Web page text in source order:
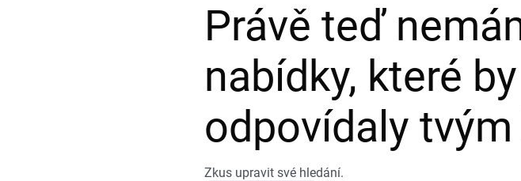
Právě teď
nabídky, které by
odpovídaly
Zkus upravit své hledání.